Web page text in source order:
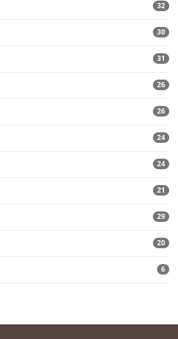
32
30
31
26
26
24
24
21
29
20
6